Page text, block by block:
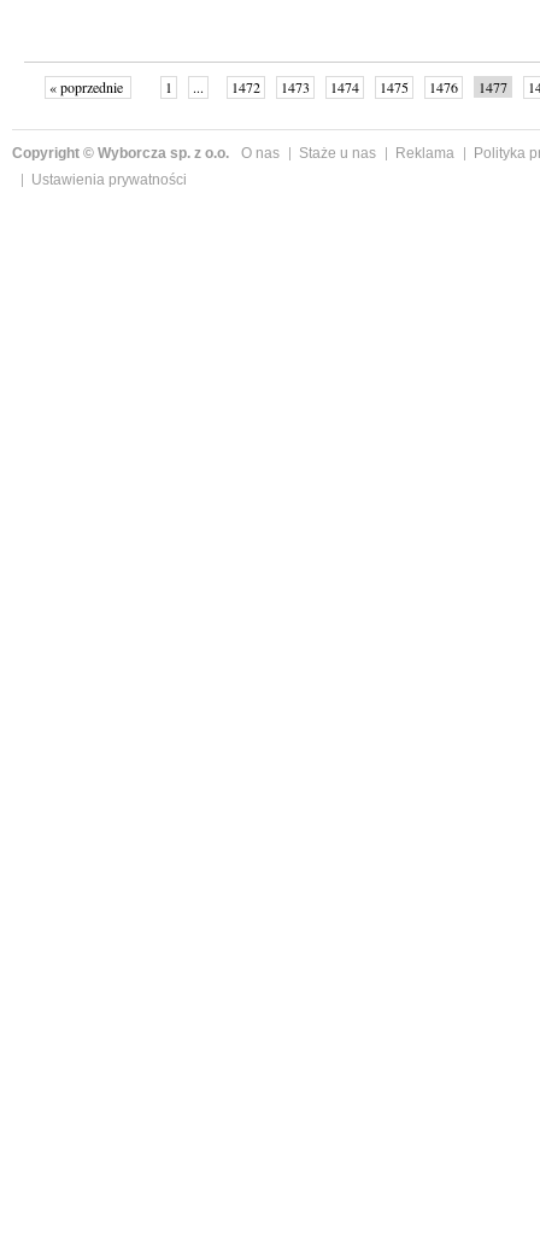
« poprzednie 1 ... 1472 1473 1474 1475 1476 1477
Copyright © Wyborcza sp. z o.o. O nas Staże u nas Reklama
Polityka
Ustawienia prywatności